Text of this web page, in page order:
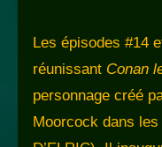
Les épisodes #14
réunissant Conan
personnage créé
Moorcock dans